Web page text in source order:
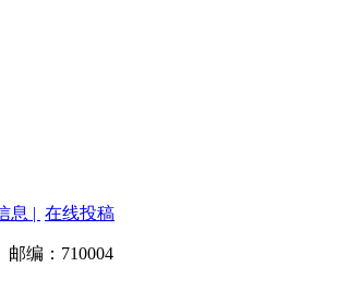
息 | 在线投稿
编：710004